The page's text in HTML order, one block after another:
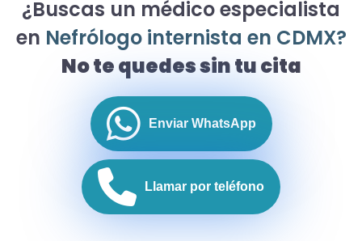
¿Buscas un médico especialista
en Nefrólogo internista en CDMX?
No te quedes sin tu cita
Enviar WhatsApp
Llamar por teléfono